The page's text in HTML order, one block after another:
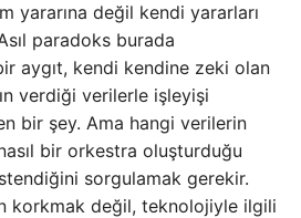
yararına değil kendi yararları
paradoks burada
aygıt, kendi kendine zeki olan
verdiği verilerle işleyişi
bir şey. Ama hangi verilerin
bir orkestra oluşturduğu
sorgulamak gerekir.
korkmak değil, teknolojiyle ilgili